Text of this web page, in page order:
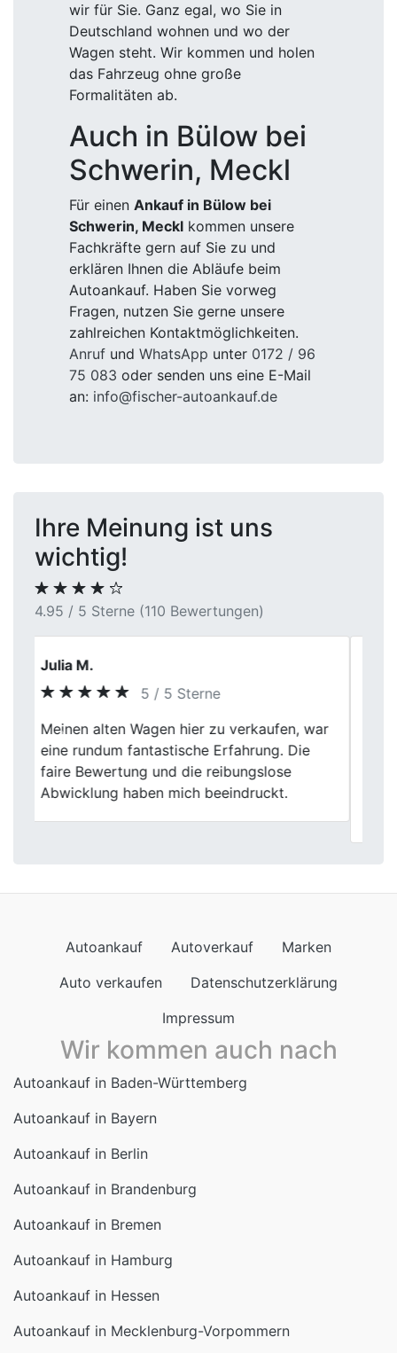
wir für Sie. Ganz egal, wo Sie in
Deutschland wohnen und wo der
Wagen steht. Wir kommen und holen
das Fahrzeug ohne große
Formalitäten ab.
Auch in Bülow bei
Schwerin, Meckl
Für einen Ankauf in Bülow bei
Schwerin, Meckl kommen unsere
Fachkräfte gern auf Sie zu und
erklären Ihnen die Abläufe beim
Autoankauf. Haben Sie vorweg
Fragen, nutzen Sie gerne unsere
zahlreichen Kontaktmöglichkeiten.
Anruf und WhatsApp unter 0172 / 96
75 083 oder senden uns eine E-Mail
an: info@fischer-autoankauf.de
Ihre Meinung ist uns
wichtig!
4.95 / 5 Sterne (110 Bewertungen)
Peter L.
5 / 5 Sterne
Ich habe meinen Wagen nach vielen Jahren
Nutzung verkauft. Der Zustand, die
Laufleistung und die Ausstattung wurden
sachlich bewertet. Insgesamt ein sehr
Previous
Autoankauf Autoverkauf
Marken
Auto verkaufen
Datenschutzerklärung
Impressum
Wir kommen auch nach
Autoankauf in Baden-Württemberg
Autoankauf in Bayern
Autoankauf in Berlin
Autoankauf in Brandenburg
Autoankauf in Bremen
Autoankauf in Hamburg
Autoankauf in Hessen
Autoankauf in Mecklenburg-Vorpommern